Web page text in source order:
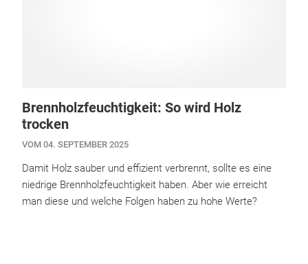
Brennholzfeuchtigkeit: So wird Holz
trocken
VOM 04. SEPTEMBER 2025
Damit Holz sauber und effizient verbrennt, sollte es eine
niedrige Brennholzfeuchtigkeit haben. Aber wie erreicht
man diese und welche Folgen haben zu hohe Werte?